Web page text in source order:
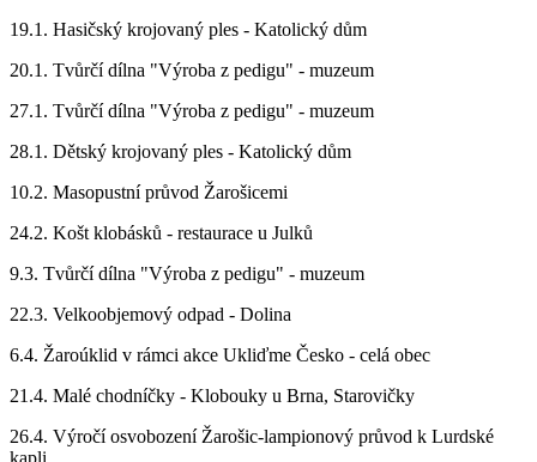
19.1. Hasičský krojovaný ples - Katolický dům
20.1. Tvůrčí dílna "Výroba z pedigu" - muzeum
27.1. Tvůrčí dílna "Výroba z pedigu" - muzeum
28.1. Dětský krojovaný ples - Katolický dům
10.2. Masopustní průvod Žarošicemi
24.2. Košt klobásků - restaurace u Julků
9.3. Tvůrčí dílna "Výroba z pedigu" - muzeum
22.3. Velkoobjemový odpad - Dolina
6.4. Žaroúklid v rámci akce Ukliďme Česko - celá obec
21.4. Malé chodníčky - Klobouky u Brna, Starovičky
26.4. Výročí osvobození Žarošic-lampionový průvod k Lurdské
kapli